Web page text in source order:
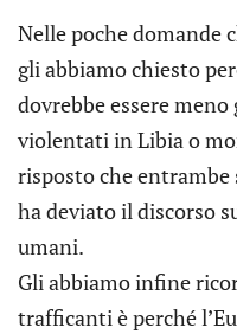
Nelle poche domande
gli abbiamo chiesto
dovrebbe essere
violentati in Libia o
risposto che
ha deviato il discorso
umani.
Gli abbiamo infine
trafficanti è perché